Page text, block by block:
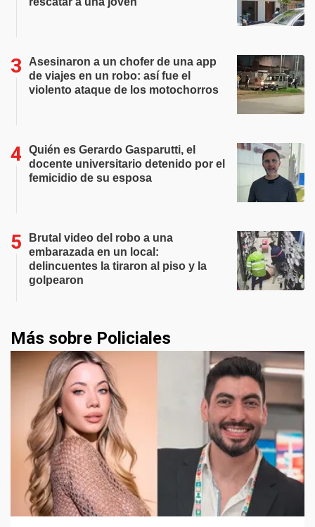
Asesinaron a un chofer de una app
de viajes en un robo: así fue el
violento ataque de los motochorros
Quién es Gerardo Gasparutti, el
docente universitario detenido por el
femicidio de su esposa
Brutal video del robo a una
embarazada en un local:
delincuentes la tiraron al piso y la
golpearon
Más sobre Policiales